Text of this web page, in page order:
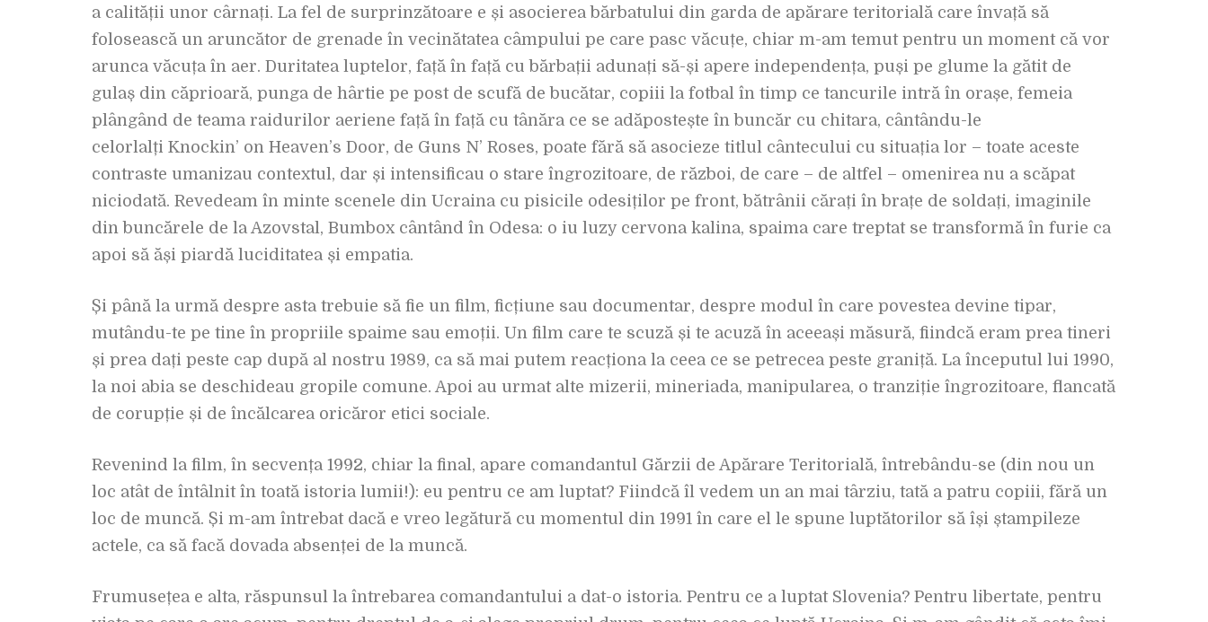
a calității unor cârnați. La fel de surprinzătoare e și asocierea bărbatului din garda de apărare teritorială care învață să
folosească un aruncător de grenade în vecinătatea câmpului pe care pasc văcuțe, chiar m-am temut pentru un moment că vor
arunca văcuța în aer. Duritatea luptelor, față în față cu bărbații adunați să-și apere independența, puși pe glume la gătit de
gulaș din căprioară, punga de hârtie pe post de scufă de bucătar, copiii la fotbal în timp ce tancurile intră în orașe, femeia
plângând de teama raidurilor aeriene față în față cu tânăra ce se adăpostește în buncăr cu chitara, cântându-le
celorlalți Knockin’ on Heaven’s Door, de Guns N’ Roses, poate fără să asocieze titlul cântecului cu situația lor – toate aceste
contraste umanizau contextul, dar și intensificau o stare îngrozitoare, de război, de care – de altfel – omenirea nu a scăpat
niciodată. Revedeam în minte scenele din Ucraina cu pisicile odesiților pe front, bătrânii cărați în brațe de soldați, imaginile
din buncărele de la Azovstal, Bumbox cântând în Odesa: o iu luzy cervona kalina, spaima care treptat se transformă în furie ca
apoi să ăși piardă luciditatea și empatia.
Și până la urmă despre asta trebuie să fie un film, ficțiune sau documentar, despre modul în care povestea devine tipar,
mutându-te pe tine în propriile spaime sau emoții. Un film care te scuză și te acuză în aceeași măsură, fiindcă eram prea tineri
și prea dați peste cap după al nostru 1989, ca să mai putem reacționa la ceea ce se petrecea peste graniță. La începutul lui 1990,
la noi abia se deschideau gropile comune. Apoi au urmat alte mizerii, mineriada, manipularea, o tranziție îngrozitoare, flancată
de corupție și de încălcarea oricăror etici sociale.
Revenind la film, în secvența 1992, chiar la final, apare comandantul Gărzii de Apărare Teritorială, întrebându-se (din nou un
loc atât de întâlnit în toată istoria lumii!): eu pentru ce am luptat? Fiindcă îl vedem un an mai târziu, tată a patru copiii, fără un
loc de muncă. Și m-am întrebat dacă e vreo legătură cu momentul din 1991 în care el le spune luptătorilor să își ștampileze
actele, ca să facă dovada absenței de la muncă.
Frumusețea e alta, răspunsul la întrebarea comandantului a dat-o istoria. Pentru ce a luptat Slovenia? Pentru libertate, pentru
Producători